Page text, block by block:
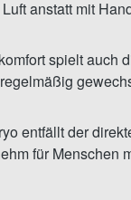
spielt auch
entfällt der
für Menschen